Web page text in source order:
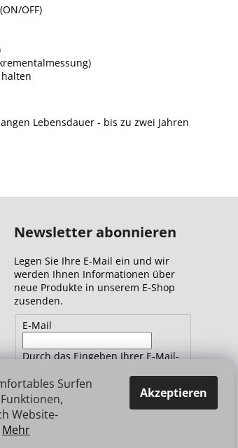
Surfen
Website-
Mehr
Akzeptieren
OFF)
Lebensdauer - bis zu zwei Jahren
Newsletter abonnieren
Legen Sie Ihre E-Mail ein und wir
werden Ihnen Informationen über
neue Produkte in unserem E-Shop
zusenden.
E-Mail
Durch das Eingeben Ihrer E-Mail-
Datenschutzbestimmungen zu.
ANMELDEN